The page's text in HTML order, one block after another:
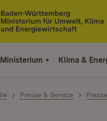
Startseite
Ministerium Klima &
Presse & Service Presse